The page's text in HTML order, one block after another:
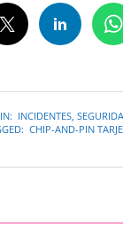
IN: INCIDENTES,
CHIP-AND-PIN